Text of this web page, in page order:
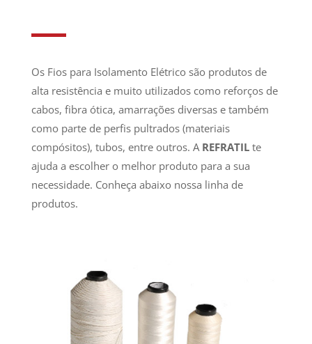
Os Fios para Isolamento Elétrico são produtos de
alta resistência e muito utilizados como reforços de
cabos, fibra ótica, amarrações diversas e também
como parte de perfis pultrados (materiais
compósitos), tubos, entre outros. A REFRATILte
ajuda a escolher o melhor produto para a sua
necessidade. Conheça abaixo nossa linha de
produtos.